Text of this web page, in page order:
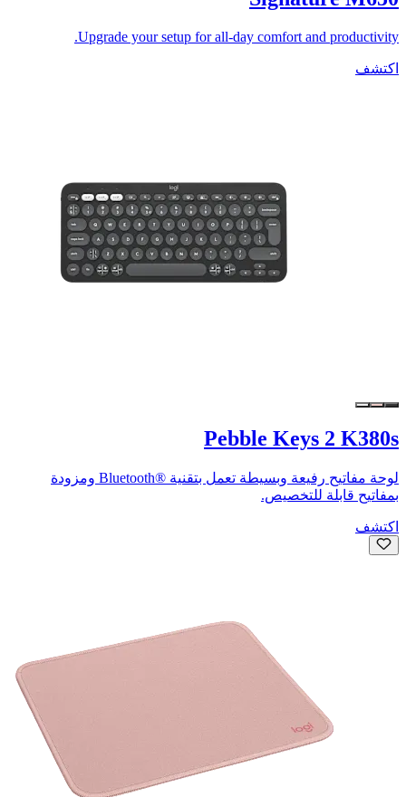
Upgrade your setup for all-day comfort and productivity.
اكتشف
Pebble Keys 2 K380s
لوحة مفاتيح رفيعة وبسيطة تعمل بتقنية Bluetooth®‎ ومزودة
بمفاتيح قابلة للتخصيص.
اكتشف